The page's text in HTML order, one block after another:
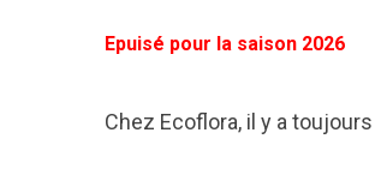
Epuisé pour la saison 2026
Chez Ecoflora, il y a